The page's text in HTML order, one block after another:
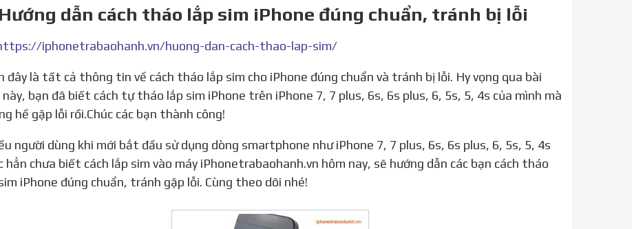
dẫn cách tháo lắp sim iPhone đúng chuẩn, tránh bị lỗi
iphonetrabaohanh.vn/huong-dan-cach-thao-lap-sim/
bạn đã biết cách tự tháo lắp sim iPhone trên iPhone 7, 7 plus, 6s, 6s plus, 6, 5s, 5, 4s của mình mà
hề gặp lỗi rồi.Chúc các bạn thành công!
hẳn chưa biết cách lắp sim vào máy iPhonetrabaohanh.vn hôm nay, sẽ hướng dẫn các bạn cách tháo
iPhone đúng chuẩn, tránh gặp lỗi. Cùng theo dõi nhé!